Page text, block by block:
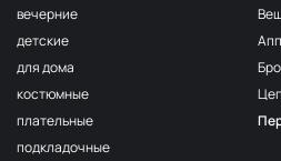
вечерние
детские
для дома
костюмные
плательные
подкладочные